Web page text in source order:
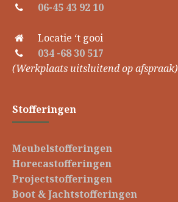
06-45 43 92 10
Locatie ‘t gooi
034 -68 30 517
(Werkplaats uitsluitend op afspraak)
Stofferingen
Meubelstofferingen
Horecastofferingen
Projectstofferingen
Boot & Jachtstofferingen